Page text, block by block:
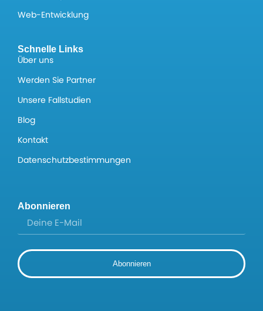
Web-Entwicklung
Schnelle Links
Über uns
Werden Sie Partner
Unsere Fallstudien
Blog
Kontakt
Datenschutzbestimmungen
Abonnieren
Abonnieren